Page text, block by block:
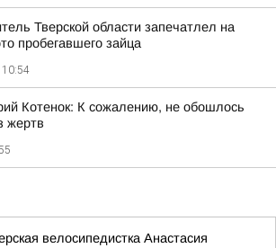
Тверской области запечатлел на
пробегавшего зайца
10:54
Котенок: К сожалению, не обошлось
жертв
велосипедистка Анастасия